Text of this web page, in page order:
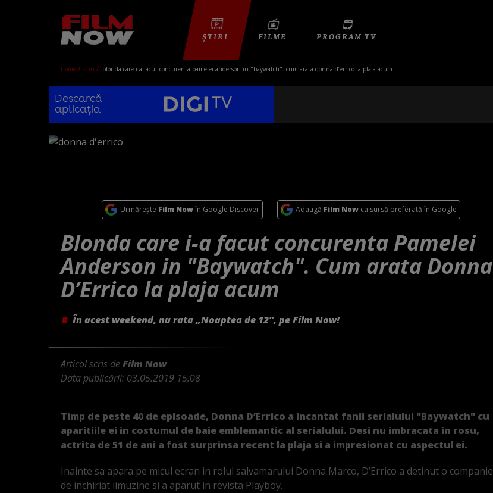
ȘTIRI FILME PROGRAM TV
home stiri blonda care i-a facut concurenta pamelei anderson in "baywatch". cum arata donna d’errico la plaja acum
Descarcă
aplicația
Urmărește Film Nowîn Google Discover Adaugă Film Nowca sursă preferată în Google
Blonda care i-a facut concurenta Pamelei
Anderson in "Baywatch". Cum arata Donna
D’Errico la plaja acum
În acest weekend, nu rata „Noaptea de 12”, pe Film Now!
Articol scris deFilm Now
Data publicării: 03.05.2019 15:08
Timp de peste 40 de episoade, Donna D’Errico a incantat fanii serialului "Baywatch" cu
aparitiile ei in costumul de baie emblemantic al serialului. Desi nu imbracata in rosu,
actrita de 51 de ani a fost surprinsa recent la plaja si a impresionat cu aspectul ei.
Inainte sa apara pe micul ecran in rolul salvamarului Donna Marco, D’Errico a detinut o companie
de inchiriat limuzine si a aparut in revista Playboy.